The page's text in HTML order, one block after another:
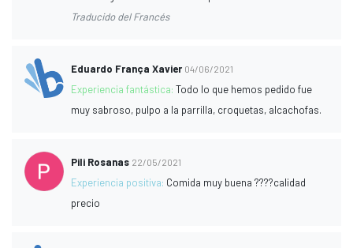
Traducido del Francés
Eduardo França Xavier 04/06/2021
Experiencia fantástica:Todo lo que hemos pedido fue
muy sabroso, pulpo a la parrilla, croquetas, alcachofas.
Pili Rosanas 22/05/2021
Experiencia positiva: Comida muy buena ????calidad
precio